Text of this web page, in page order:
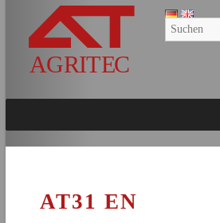
AGRITEC
GmbH
Mulcher,
Fräsen
Kunstrasenpflege
AT31 EN